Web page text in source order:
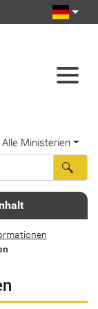
Alle Ministerien